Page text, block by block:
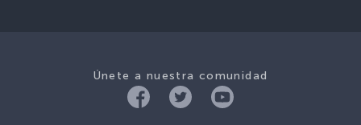
Únete a nuestra comunidad